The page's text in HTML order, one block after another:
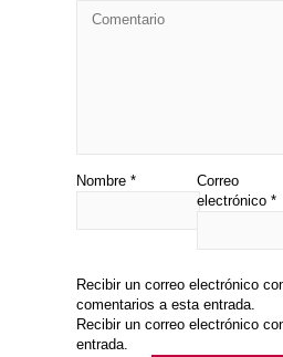
Nombre *
Correo
electrónico *
Recibir un correo electrónico
comentarios a esta entrada.
Recibir un correo electrónico
entrada.